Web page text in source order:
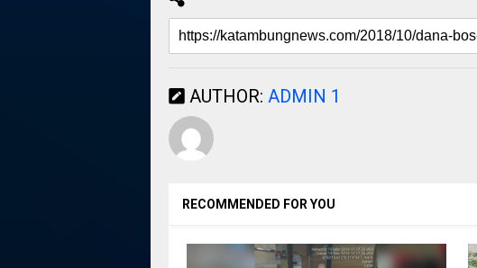
AUTHOR: ADMIN 1
RECOMMENDED FOR YOU